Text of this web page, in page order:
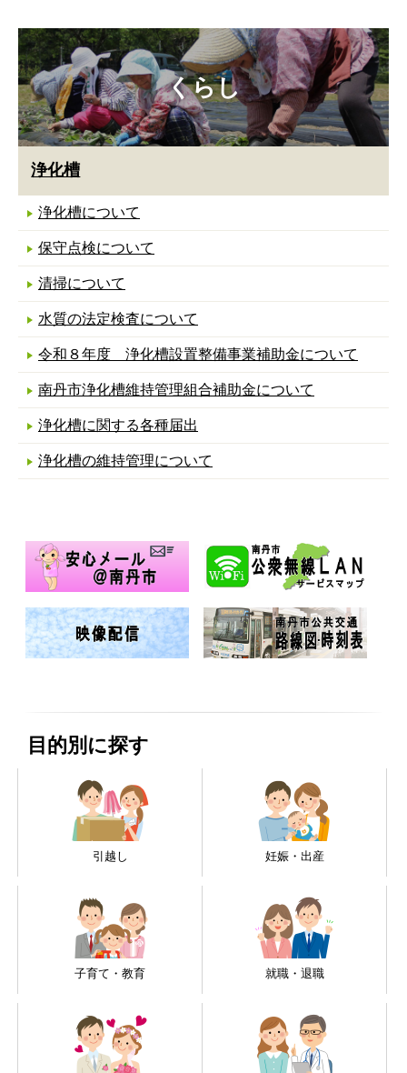
くらし
浄化槽
浄化槽について
保守点検について
清掃について
水質の法定検査について
令和８年度 浄化槽設置整備事業補助金について
南丹市浄化槽維持管理組合補助金について
浄化槽に関する各種届出
浄化槽の維持管理について
目的別に探す
引越し 妊娠・出産
子育て・教育 就職・退職